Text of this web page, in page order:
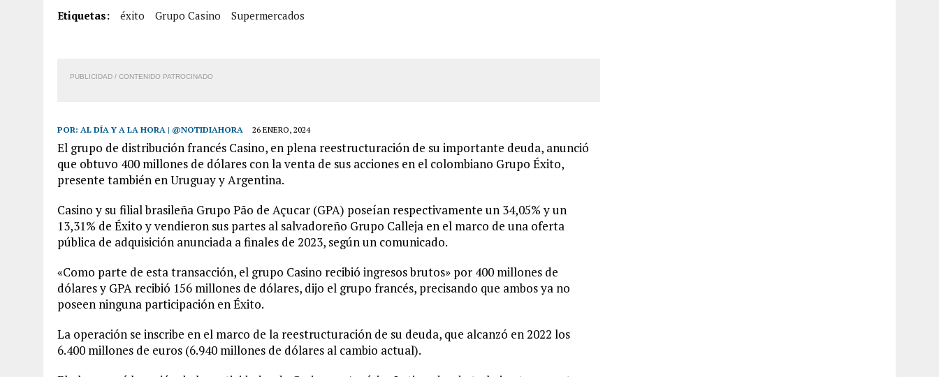
LA INCREÍBLE FORMA EN LA QUE SOBREVIVIÓ UN HOMBRE Y SU FAMILIA TRAS LOS TERREMOTOS: CAYERON DESDE EL PISO NUEVE DEL
Etiquetas: éxito Grupo Casino Supermercados
PUBLICIDAD / CONTENIDO PATROCINADO
POR: AL DÍA Y A LA HORA | @NOTIDIAHORA 26 ENERO, 2024
El grupo de distribución francés Casino, en plena reestructuración de su importante deuda, anunció
que obtuvo 400 millones de dólares con la venta de sus acciones en el colombiano Grupo Éxito,
presente también en Uruguay y Argentina.
Casino y su filial brasileña Grupo Pão de Açucar (GPA) poseían respectivamente un 34,05% y un
13,31% de Éxito y vendieron sus partes al salvadoreño Grupo Calleja en el marco de una oferta
pública de adquisición anunciada a finales de 2023, según un comunicado.
«Como parte de esta transacción, el grupo Casino recibió ingresos brutos» por 400 millones de
dólares y GPA recibió 156 millones de dólares, dijo el grupo francés, precisando que ambos ya no
poseen ninguna participación en Éxito.
La operación se inscribe en el marco de la reestructuración de su deuda, que alcanzó en 2022 los
6.400 millones de euros (6.940 millones de dólares al cambio actual).